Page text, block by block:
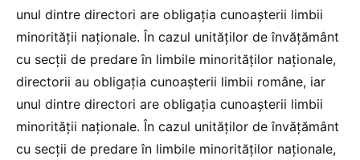
unul dintre directori are obligația cunoașterii limbii
minorității naționale. În cazul unităților de învățământ
cu secții de predare în limbile minorităților naționale,
directorii au obligația cunoașterii limbii române, iar
unul dintre directori are obligația cunoașterii limbii
minorității naționale. În cazul unităților de învățământ
cu secții de predare în limbile minorităților naționale,